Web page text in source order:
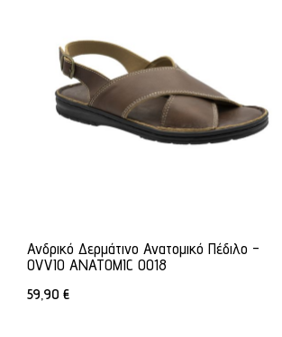
Ανδρικό Δερμάτινο Ανατομικό Πέδιλο -
OVVIO ANATOMIC 0018
59,90 €